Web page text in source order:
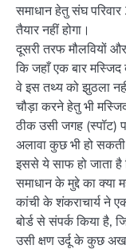
समाधान हेतु संघ
तैयार नहीं होगा।
दूसरी तरफ मौलवियों
कि जहाँ एक बार मस्जिद
वे इस तथ्य को झुठला
चौड़ा करने हेतु भी
ठीक उसी जगह (स्पॉट)
अलावा कुछ भी हो
इससे ये साफ हो जाता है
समाधान के मुद्दे का क्या
कांची के शंकराचार्य ने
बोर्ड से संपर्क किया है,
उसी क्षण उर्दू के कुछ